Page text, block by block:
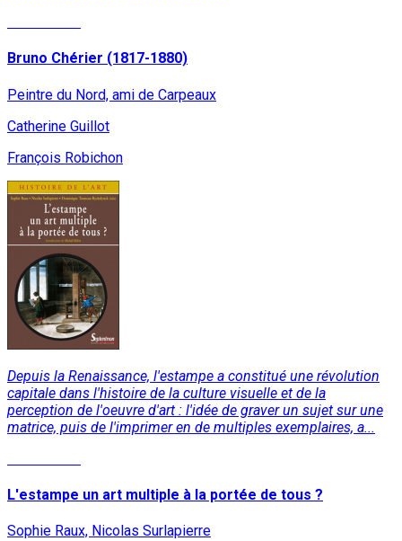
Bruno Chérier (1817-1880)
Peintre du Nord, ami de Carpeaux
Catherine Guillot
François Robichon
Depuis la Renaissance, l'estampe a constitué une révolution
capitale dans l'histoire de la culture visuelle et de la
perception de l'oeuvre d'art : l'idée de graver un sujet sur une
matrice, puis de l'imprimer en de multiples exemplaires, a...
L'estampe un art multiple à la portée de tous ?
Sophie Raux, Nicolas Surlapierre